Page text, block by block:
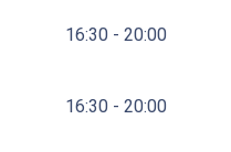
16:30 - 20:00
16:30 - 20:00